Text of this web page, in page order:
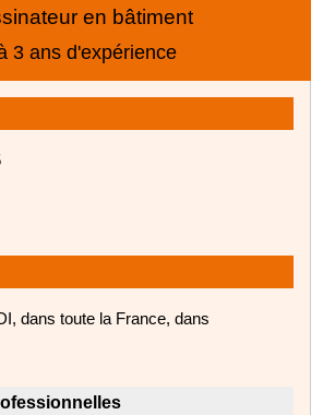
en bâtiment
3 ans d'expérience
dans toute la France, dans